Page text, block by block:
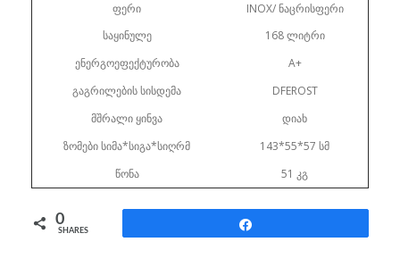
ფერი
INOX/ ნაცრისფერი
საყინულე
168 ლიტრი
ენერგოეფექტურობა
A+
გაგრილების სისდემა
DFEROST
მშრალი ყინვა
დიახ
ზომები სიმა*სიგა*სიღრმ
143*55*57 სმ
წონა
51 კგ
0
SHARES